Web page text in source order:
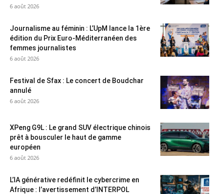
6 août 2026
Journalisme au féminin : L’UpM lance la 1ère
édition du Prix Euro-Méditerranéen des
femmes journalistes
6 août 2026
Festival de Sfax : Le concert de Boudchar
annulé
6 août 2026
XPeng G9L : Le grand SUV électrique chinois
prêt à bousculer le haut de gamme
européen
6 août 2026
L’IA générative redéfinit le cybercrime en
Afrique : l’avertissement d’INTERPOL